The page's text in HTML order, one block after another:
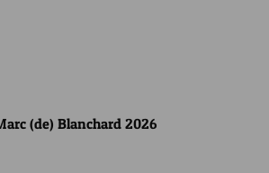
(de) Blanchard 2026